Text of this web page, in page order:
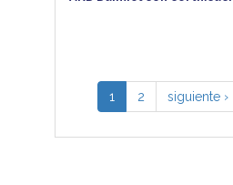
1 2 siguiente ›